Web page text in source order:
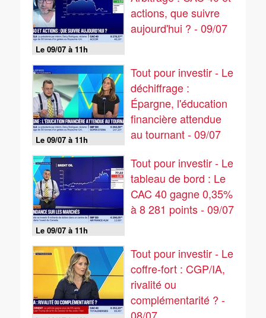
Le 09/07 à 11h
actions, que suivre
aujourd'hui ? - 09/07
Le 09/07 à 11h
Tout pour investir - Le
déchiffrage :
Épargne, l'éducation
financière attendue
au tournant - 09/07
Le 09/07 à 11h
Tout pour investir - Le
tableau de bord : Le
CAC 40 gagne 0,35%
à 8 281 points - 09/07
Tout pour investir - Le
coffre-fort : CGP/IA,
rivalité ou
complémentarité ? -